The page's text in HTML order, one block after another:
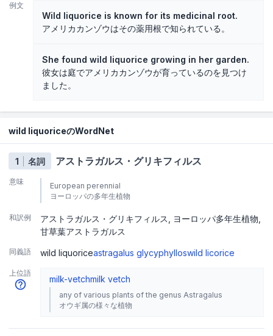
例文
Wild liquorice is known for its medicinal root.
アメリカカンゾウはその薬用根で知られている。
She found wild liquorice growing in her garden.
彼女は庭でアメリカカンゾウが育っているのを見つけ
ました。
wild liquoriceのWordNet
1 名詞 アストラガルス・グリキフィルス
意味
European perennial
ヨーロッパの多年生植物
和訳例 アストラガルス・グリキフィルス
ヨーロッパ多年生植物
甘草葉アストラガルス
同義語 wild liquoriceastragalus glycyphylloswild licorice
上位語
milk-vetchmilk vetch
any of various plants of the genus Astragalus
オウギ属の様々な植物